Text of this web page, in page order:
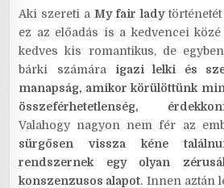
Aki szereti aMy fair ladytörténetét
ez az előadás is a kedvencei
kedves kis romantikus, de
bárki számára igazi lelki és
manapság, amikor körülöttünk
összeférhetetlenség,
Valahogy nagyon nem fér az
sürgősen vissza kéne
rendszernek egy olyan
konszenzusos alapot. Innen aztán